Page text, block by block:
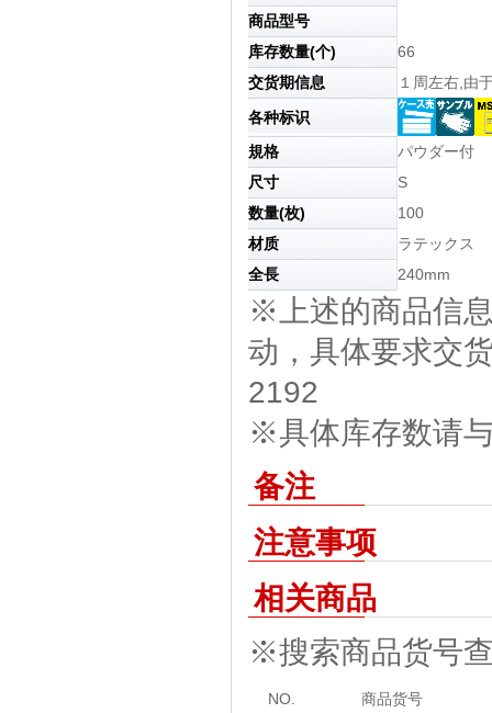
商品型号
库存数量(个)
66
交货期信息
１周左右,
各种标识
規格
パウダー付
尺寸
S
数量(枚)
100
材质
ラテックス
全長
240mm
※上述的商品信
动，具体要求交
2192
※具体库存数请
备注
注意事项
相关商品
※搜索商品货号
NO. 商品货号